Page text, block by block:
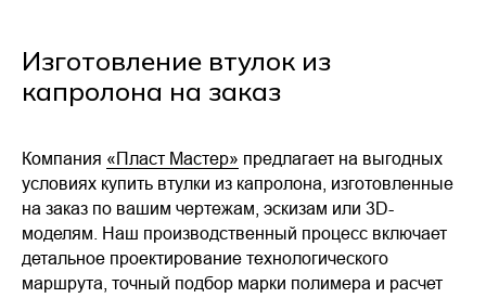
Изготовление втулок из
капролона на заказ
Компания «Пласт Мастер» предлагает на выгодных
условиях купить втулки из капролона, изготовленные
на заказ по вашим чертежам, эскизам или 3D-
моделям. Наш производственный процесс включает
детальное проектирование технологического
маршрута, точный подбор марки полимера и расчет
конфиденциальности
Задать вопрос
Согласие на обработку персональных данных
Правила использования cookie
Разработка сайта